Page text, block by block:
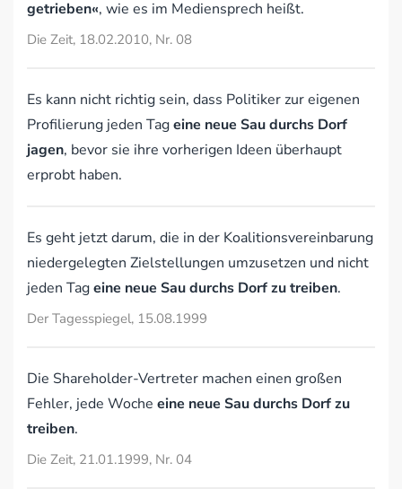
getrieben«, wie es im Mediensprech heißt.
Die Zeit, 18.02.2010, Nr. 08
Es kann nicht richtig sein, dass Politiker zur eigenen
Profilierung jeden Tageine neue Sau durchs Dorf
jagen, bevor sie ihre vorherigen Ideen überhaupt
erprobt haben.
Es geht jetzt darum, die in der Koalitionsvereinbarung
niedergelegten Zielstellungen umzusetzen und nicht
jeden Tageine neue Sau durchs Dorf zu treiben.
Der Tagesspiegel, 15.08.1999
Die Shareholder-Vertreter machen einen großen
Fehler, jede Woche eine neue Sau durchs Dorf zu
treiben.
Die Zeit, 21.01.1999, Nr. 04